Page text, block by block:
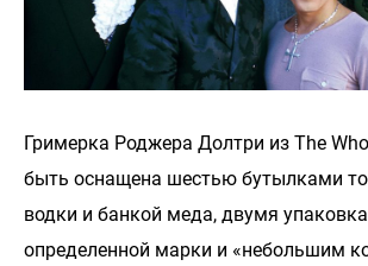
Гримерка Роджера Долтри из The
быть оснащена шестью бутылками
водки и банкой меда, двумя
определенной марки и «небольшим